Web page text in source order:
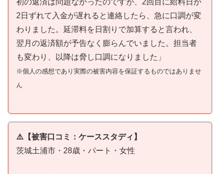
2日ずれて入金が遅れると連絡したら、急に口調が変
わりました。延滞料を日割りで加算すると言われ、
翌月の返済額が予告なく膨らんでいました。担当者
も変わり、以降は脅し口調になりました」
※個人の感想であり実際の被害内容を保証するものではありませ
ん
⚠️【被害口コミ：ケーススタディ】
茨城土浦市・28歳・パート・女性